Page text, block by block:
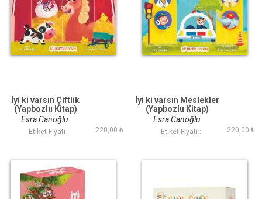
İyi ki varsın Çiftlik
(Yapbozlu Kitap)
Esra Canoğlu
Etiket Fiyatı : 220,00 ₺
İyi ki varsın Meslekler
(Yapbozlu Kitap)
Esra Canoğlu
Etiket Fiyatı : 220,00 ₺